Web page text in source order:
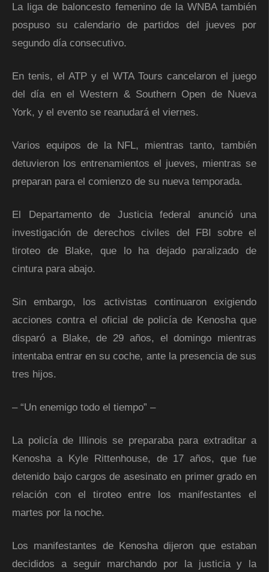
La liga de baloncesto femenino de la WNBA también
pospuso su calendario de partidos del jueves por
segundo día consecutivo.
En tenis, el ATP y el WTA Tours cancelaron el juego
del día en el Western & Southern Open de Nueva
York, y el evento se reanudará el viernes.
Varios equipos de la NFL, mientras tanto, también
detuvieron los entrenamientos el jueves, mientras se
preparan para el comienzo de su nueva temporada.
El Departamento de Justicia federal anunció una
investigación de derechos civiles del FBI sobre el
tiroteo de Blake, que lo ha dejado paralizado de
cintura para abajo.
Sin embargo, los activistas continuaron exigiendo
acciones contra el oficial de policía de Kenosha que
disparó a Blake, de 29 años, el domingo mientras
intentaba entrar en su coche, ante la presencia de sus
tres hijos.
– “Un enemigo todo el tiempo” –
La policía de Illinois se preparaba para extraditar a
Kenosha a Kyle Rittenhouse, de 17 años, que fue
detenido bajo cargos de asesinato en primer grado en
relación con el tiroteo entre los manifestantes el
martes por la noche.
Los manifestantes de Kenosha dijeron que estaban
decididos a seguir marchando por la justicia y la